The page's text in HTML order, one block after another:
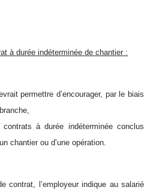
à durée indéterminée de chantier :
permettre d’encourager, par le biais
à durée indéterminée conclus
chantier ou d’une opération.
contrat, l’employeur indique au salarié